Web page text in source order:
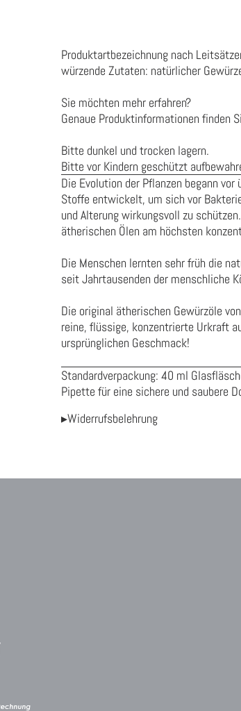
Produktartbezeichnung nach
würzende Zutaten: natürlicher
Sie möchten mehr erfahren?
Genaue Produktinformationen finden
Bitte dunkel und trocken lagern.
Bitte vor Kindern geschützt
Die Evolution der Pflanzen begann
Stoffe entwickelt, um sich vor
und Alterung wirkungsvoll zu
ätherischen Ölen am höchsten
Die Menschen lernten sehr früh die
seit Jahrtausenden der menschliche
Die original ätherischen Gewürzöle
reine, flüssige, konzentrierte Urkraft
ursprünglichen Geschmack!
Standardverpackung: 40 ml
Pipette für eine sichere und saubere
▸Widerrufsbelehrung